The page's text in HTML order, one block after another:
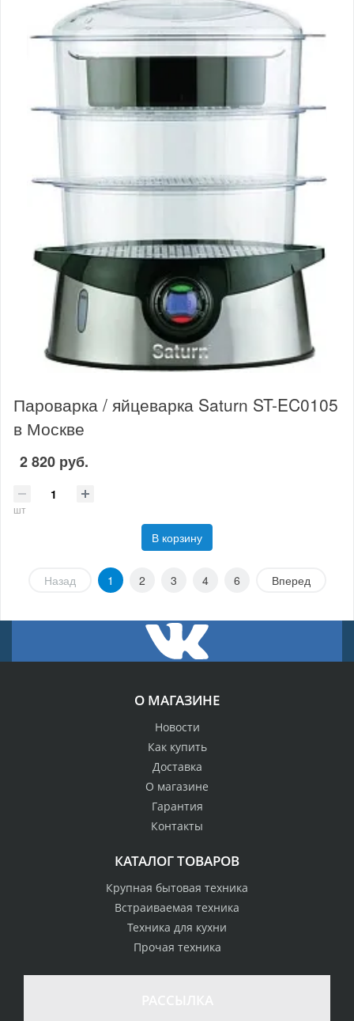
Пароварка / яйцеварка Saturn ST-EC0105
в Москве
2 820 руб.
шт
В корзину
Назад 1 2 3 4 6 Вперед
О МАГАЗИНЕ
Новости
Как купить
Доставка
О магазине
Гарантия
Контакты
КАТАЛОГ ТОВАРОВ
Крупная бытовая техника
Встраиваемая техника
Техника для кухни
Прочая техника